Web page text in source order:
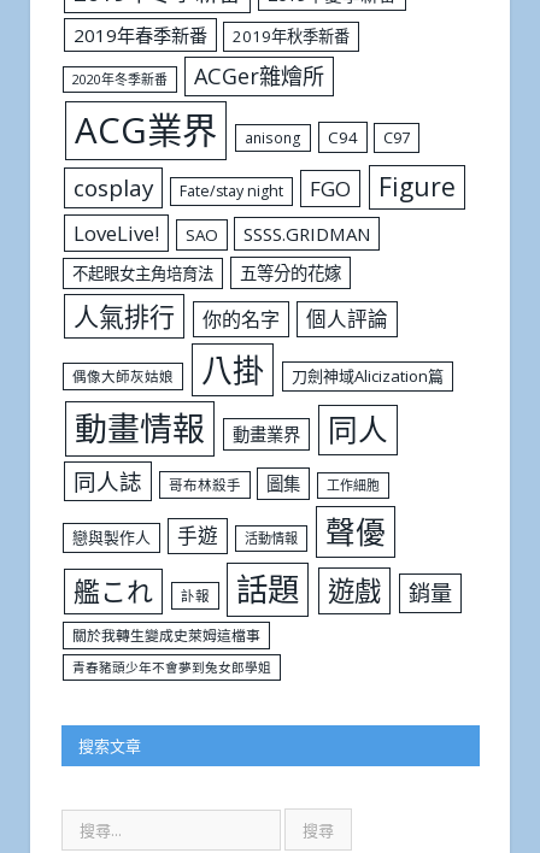
2019年春季新番
2019年秋季新番
2020年冬季新番 ACGer雜燴所
ACG業界 anisong C94 C97
cosplay Fate/stay night FGO Figure
LoveLive! SAO SSSS.GRIDMAN
不起眼女主角培育法 五等分的花嫁
人氣排行 你的名字 個人評論
偶像大師灰姑娘 八掛 刀劍神域Alicization篇
動畫情報 動畫業界 同人
同人誌 哥布林殺手 圖集 工作細胞
戀與製作人 手遊 活動情報 聲優
艦これ 訃報 話題 遊戲 銷量
關於我轉生變成史萊姆這檔事
青春豬頭少年不會夢到兔女郎學姐
搜索文章